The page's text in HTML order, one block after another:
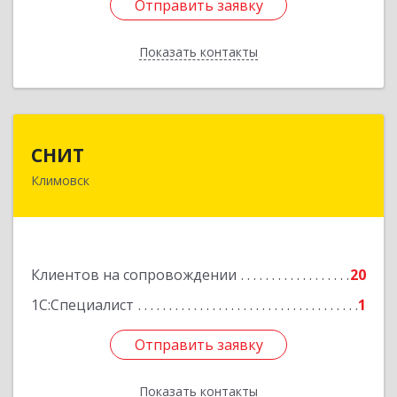
Отправить заявку
Показать контакты
Отправить заявку
Назад
СНИТ
Климовск
Клиентов на сопровождении
20
1С:Специалист
1
Отправить заявку
Показать контакты
142180, Московская обл, Климовск г, Советская
Отправить заявку
Назад